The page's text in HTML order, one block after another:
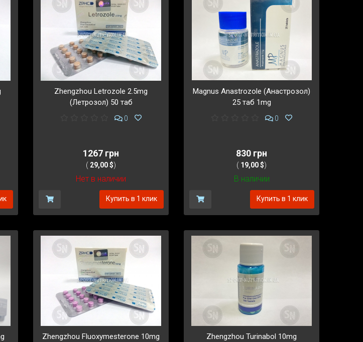
Zhengzhou Letrozole 2.5mg
(Летрозол) 50 таб
0
1267 грн
( 29,00 $)
Нет в наличии
Купить в 1 клик
Magnus Anastrozole (Анастрозол)
25 таб 1mg
0
830 грн
( 19,00 $)
В наличии
Купить в 1 клик
Zhengzhou Fluoxymesterone 10mg Zhengzhou Turinabol 10mg